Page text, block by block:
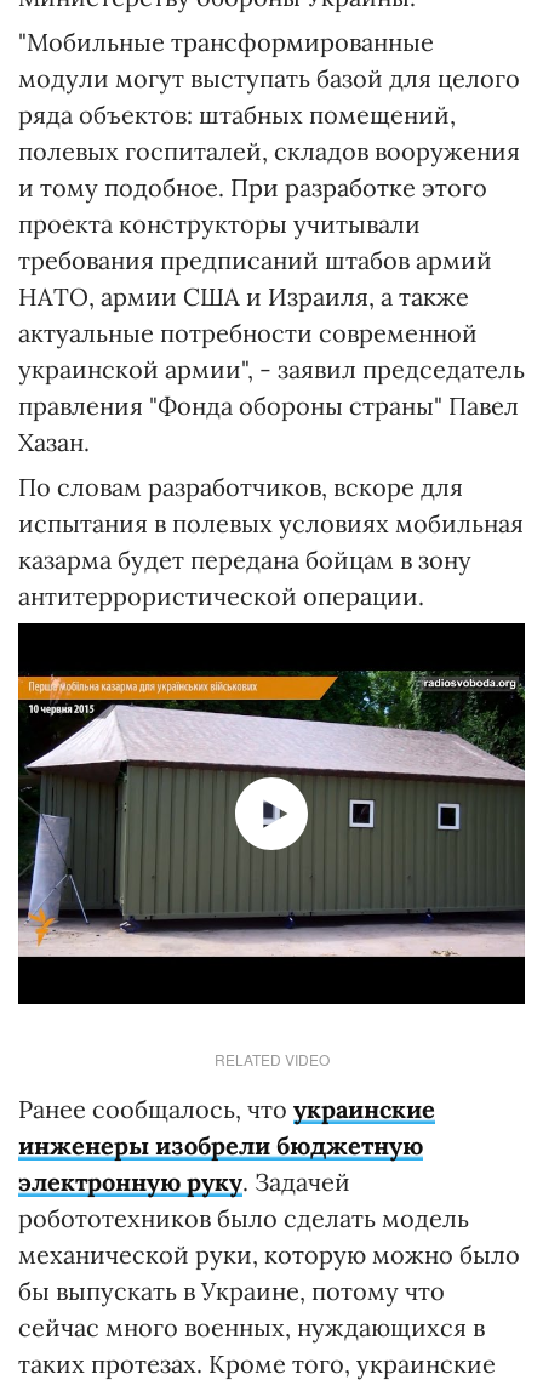
"Мобильные трансформированные
модули могут выступать базой для целого
ряда объектов: штабных помещений,
полевых госпиталей, складов вооружения
и тому подобное. При разработке этого
проекта конструкторы учитывали
требования предписаний штабов армий
НАТО, армии США и Израиля, а также
актуальные потребности современной
украинской армии", - заявил председатель
правления "Фонда обороны страны" Павел
Хазан.
По словам разработчиков, вскоре для
испытания в полевых условиях мобильная
казарма будет передана бойцам в зону
антитеррористической операции.
RELATED VIDEO
Ранее сообщалось, что украинские
инженеры изобрели бюджетную
электронную руку. Задачей
робототехников было сделать модель
механической руки, которую можно было
бы выпускать в Украине, потому что
сейчас много военных, нуждающихся в
таких протезах. Кроме того, украинские